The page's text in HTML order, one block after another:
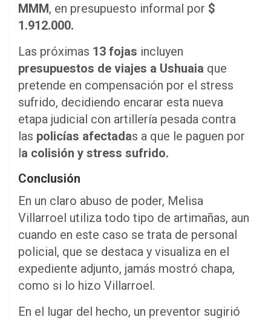
MMM, en presupuesto informal por $
1.912.000.
Las próximas 13 fojas incluyen
presupuestos de viajes a Ushuaia que
pretende en compensación por el stress
sufrido, decidiendo encarar esta nueva
etapa judicial con artillería pesada contra
las policías afectadas a que le paguen por
la colisión y stress sufrido.
Conclusión
En un claro abuso de poder, Melisa
Villarroel utiliza todo tipo de artimañas, aun
cuando en este caso se trata de personal
policial, que se destaca y visualiza en el
expediente adjunto, jamás mostró chapa,
como si lo hizo Villarroel.
En el lugar del hecho, un preventor sugirió